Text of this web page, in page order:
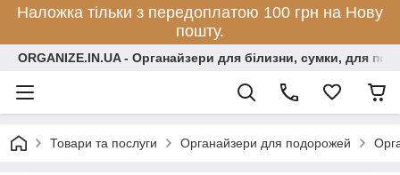
Наложка тільки з передоплатою 100 грн на Нову
пошту.
ORGANIZE.IN.UA - Органайзери для білизни, сумки, для
Товари та послуги Органайзери для подорожей